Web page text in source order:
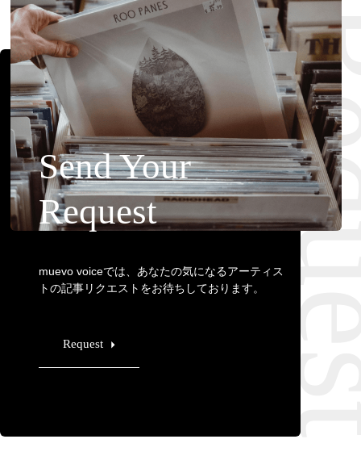
Send Your
Request
muevo voiceでは、あなたの気になるアーティス
トの記事リクエストをお待ちしております。
Request